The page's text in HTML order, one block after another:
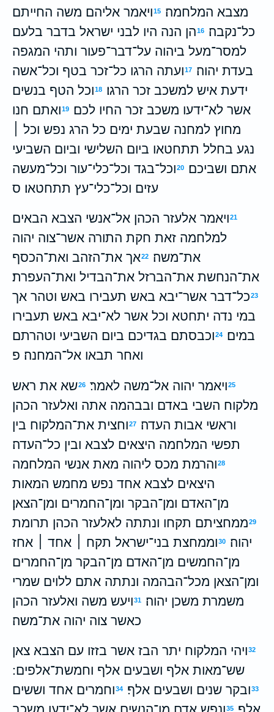
מצבא המלחמה׃
15ויאמר אליהם משה החייתם
כל־נקבה׃
16הן הנה היו לבני ישראל בדבר בלעם
למסר־מעל ביהוה על־דבר־פעור ותהי המגפה
בעדת יהוה׃
17ועתה הרגו כל־זכר בטף וכל־אשה
ידעת איש למשכב זכר הרגו׃
18וכל הטף בנשים
אשר לא־ידעו משכב זכר החיו לכם׃
19ואתם חנו
מחוץ למחנה שבעת ימים כל הרג נפש וכל ׀
נגע בחלל תתחטאו ביום השלישי וביום השביעי
אתם ושביכם׃
20וכל־בגד וכל־כלי־עור וכל־מעשה
עזים וכל־כלי־עץ תתחטאו׃ ס
21ויאמר אלעזר הכהן אל־אנשי הצבא הבאים
למלחמה זאת חקת התורה אשר־צוה יהוה
את־משה׃
22אך את־הזהב ואת־הכסף
את־הנחשת את־הברזל את־הבדיל ואת־העפרת׃
23כל־דבר אשר־יבא באש תעבירו באש וטהר אך
במי נדה יתחטא וכל אשר לא־יבא באש תעבירו
במים׃
24וכבסתם בגדיכם ביום השביעי וטהרתם
ואחר תבאו אל־המחנה׃ פ
25ויאמר יהוה אל־משה לאמר׃ 26שא את ראש
מלקוח השבי באדם ובבהמה אתה ואלעזר הכהן
וראשי אבות העדה׃
27וחצית את־המלקוח בין
תפשי המלחמה היצאים לצבא ובין כל־העדה׃
28והרמת מכס ליהוה מאת אנשי המלחמה
היצאים לצבא אחד נפש מחמש המאות
מן־האדם ומן־הבקר ומן־החמרים ומן־הצאן׃
29ממחציתם תקחו ונתתה לאלעזר הכהן תרומת
יהוה׃
30וממחצת בני־ישראל תקח ׀ אחד ׀ אחז
מן־החמשים מן־האדם מן־הבקר מן־החמרים
ומן־הצאן מכל־הבהמה ונתתה אתם ללוים שמרי
משמרת משכן יהוה׃
31ויעש משה ואלעזר הכהן
כאשר צוה יהוה את־משה׃
32ויהי המלקוח יתר הבז אשר בזזו עם הצבא צאן
שש־מאות אלף ושבעים אלף וחמשת־אלפים ׃
33ובקר שנים ושבעים אלף׃ 34וחמרים אחד וששים
35